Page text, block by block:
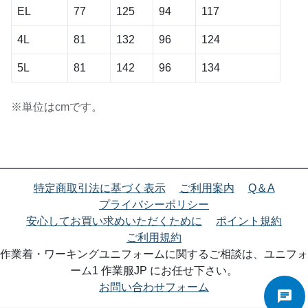
EL 77 125 94 117
4L 81 132 96 124
5L 81 142 96 134
※単位はcmです。
特定商取引法に基づく表示 ご利用案内
Q＆A
プライバシーポリシー
安心してお買い求めいただくために
ポイント規約
ご利用規約
作業着・ワーキングユニフォームに関するご相談は、ユニフォ
ーム1 作業服JP にお任せ下さい。
お問い合わせフォーム